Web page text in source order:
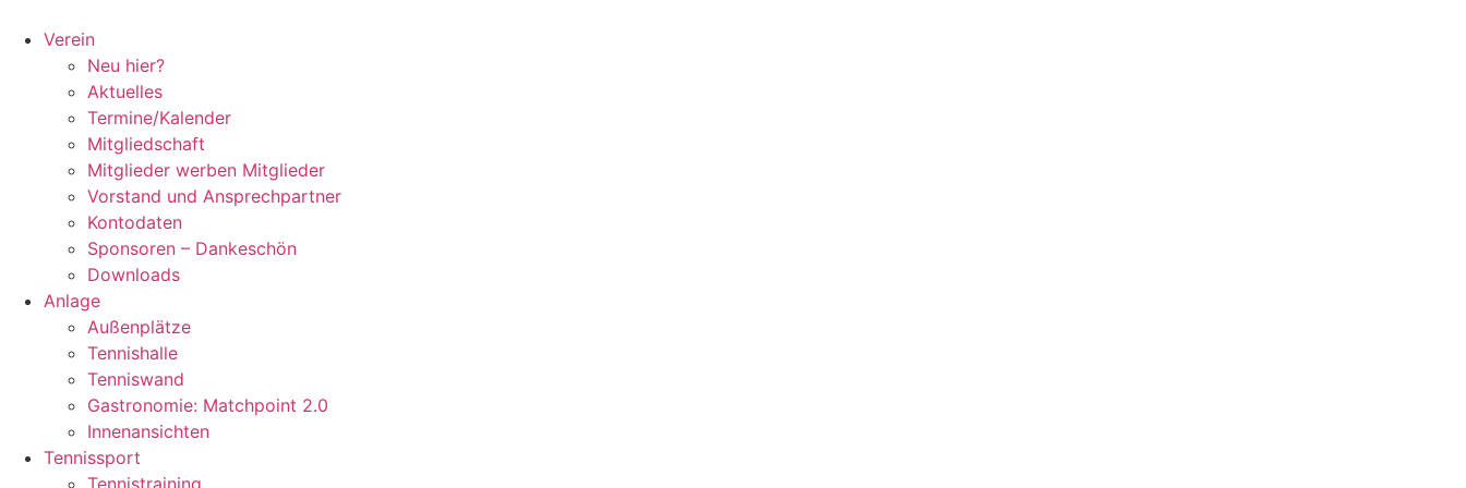
Inhalt
springen
Verein
Neu hier?
Aktuelles
Termine/Kalender
Mitgliedschaft
Mitglieder werben Mitglieder
Vorstand und Ansprechpartner
Kontodaten
Sponsoren – Dankeschön
Downloads
Anlage
Außenplätze
Tennishalle
Tenniswand
Gastronomie: Matchpoint 2.0
Innenansichten
Tennissport
Tennistraining